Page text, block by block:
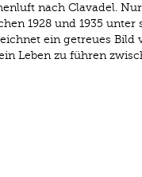
nach Clavadel.
1928 und 1935 unter
ein getreues
Leben zu führen